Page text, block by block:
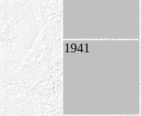
1941